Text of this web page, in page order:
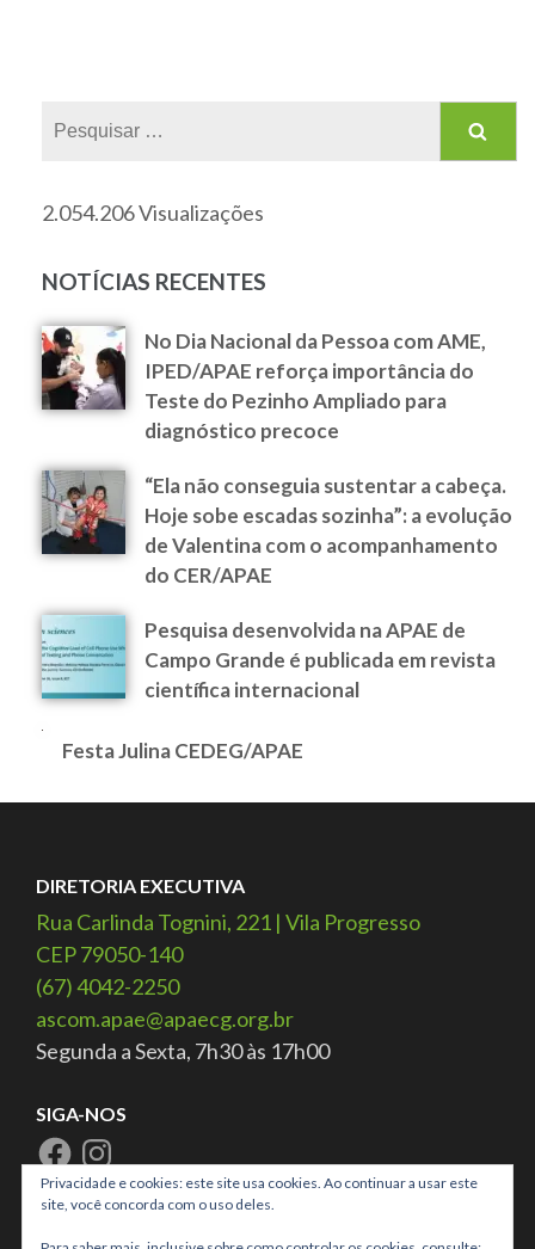
2.054.206 Visualizações
NOTÍCIAS RECENTES
No Dia Nacional da Pessoa com AME,
IPED/APAE reforça importância do
Teste do Pezinho Ampliado para
diagnóstico precoce
“Ela não conseguia sustentar a cabeça.
Hoje sobe escadas sozinha”: a evolução
de Valentina com o acompanhamento
do CER/APAE
Pesquisa desenvolvida na APAE de
Campo Grande é publicada em revista
científica internacional
Festa Julina CEDEG/APAE
DIRETORIA EXECUTIVA
Rua Carlinda Tognini, 221 | Vila Progresso
CEP 79050-140
(67) 4042-2250
ascom.apae@apaecg.org.br
Segunda a Sexta, 7h30 às 17h00
SIGA-NOS
Privacidade e cookies: este site usa cookies. Ao continuar a usar este
site, você concorda com o uso deles.